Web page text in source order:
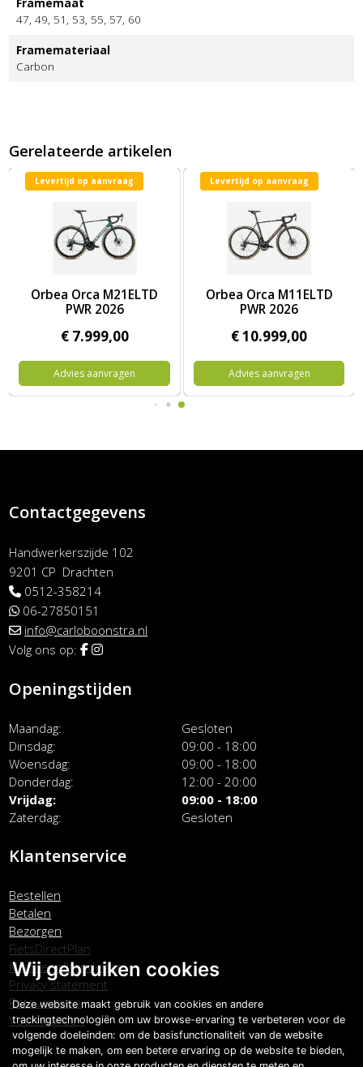
Framemaat
47, 49, 51, 53, 55, 57, 60
Framemateriaal
Carbon
Gerelateerde artikelen
Levertijd op aanvraag
Orbea Orca M21ELTD
PWR 2026
€ 7.999,00
Advies aanvragen
Levertijd op aanvraag
Orbea Orca M11ELTD
PWR 2026
€10.999,00
Advies aanvragen
Contactgegevens
Handwerkerszijde 102
9201 CP Drachten
0512-358214
06-27850151
info@carloboonstra.nl
Volg ons op:
Openingstijden
Maandag
Gesloten
Dinsdag
09:00 - 18:00
Woensdag
09:00 - 18:00
Donderdag
12:00 - 20:00
Vrijdag
09:00 - 18:00
Zaterdag
Gesloten
Klantenservice
Bestellen
Betalen
Bezorgen
FietsDirectPlan
Klachtenafhandeling
Privacy statement
Retourneren
Voorwaarden
Wij gebruiken cookies
Deze website maakt gebruik van cookies en andere
trackingtechnologiën om uw browse-ervaring te verbeteren voor de
volgende doeleinden: om de basisfunctionaliteit van de website
mogelijk te maken, om een betere ervaring op de website te bieden,